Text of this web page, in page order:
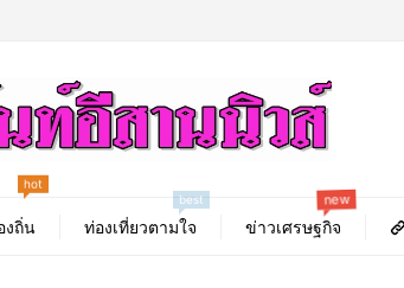
งถิ่น
hot
ท่องเที่ยวตามใจ
best
ข่าวเศรษฐกิจ
new